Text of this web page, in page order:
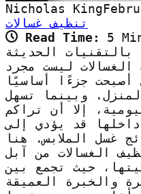
Nicholas King
تنظيف غسالات
Read Time:
5
الحديثة
الغسالات ليست مجرد
أصبحت جزءًا أساسيًا
وبينما تسهل
إلا أن تراكم
داخلها قد يؤدي إلى
غسل الملابس. هنا
الغسالات من آبل
حيث تجمع بين
والخبرة العميقة